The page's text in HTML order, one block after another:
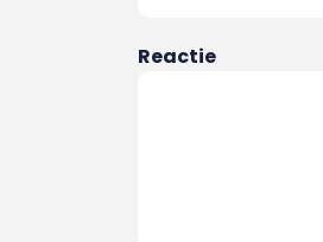
Reactie